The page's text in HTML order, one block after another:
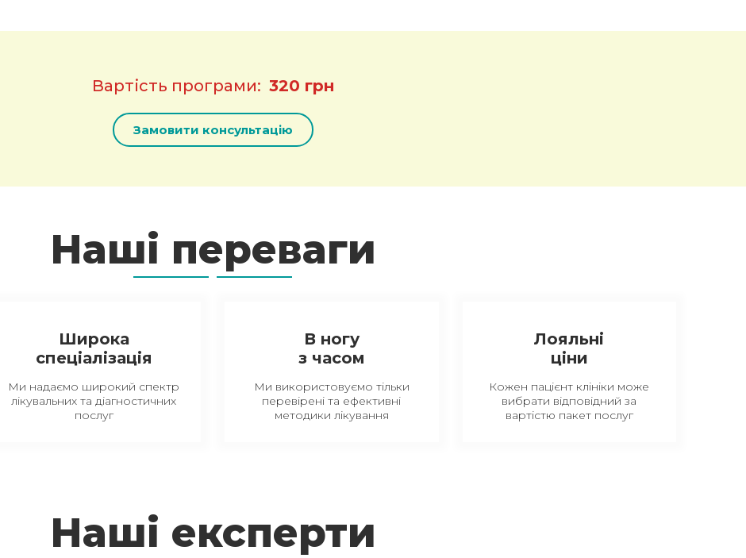
Вартість програми: 320 грн
Замовити консультацію
Наші переваги
Широка
спеціалізація
Ми надаємо широкий спектр
лікувальних та діагностичних
послуг
В ногу
з часом
Ми використовуємо тільки
перевірені та ефективні
методики лікування
Лояльні
ціни
Кожен пацієнт клініки може
вибрати відповідний за
вартістю пакет послуг
Наші експерти